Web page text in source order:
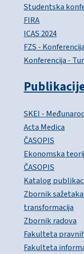
Studentska
FIRA
ICAS 2024
FZS -
Konferencija -
SKEI -
Acta Medica
ČASOPIS
Ekonomska
ČASOPIS
Katalog
Zbornik
transformacija
Zbornik radova
Fakulteta
Fakulteta